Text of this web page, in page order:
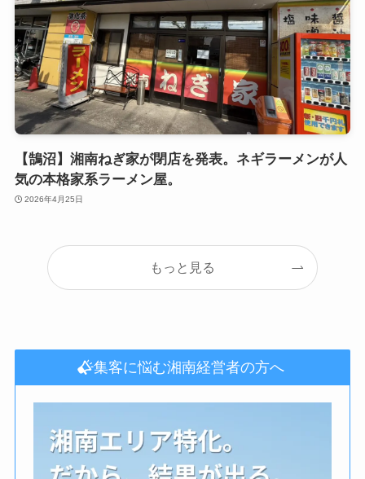
【鵠沼】湘南ねぎ家が閉店を発表。ネギラーメンが人
気の本格家系ラーメン屋。
2026年4月25日
もっと見る
集客に悩む湘南経営者の方へ